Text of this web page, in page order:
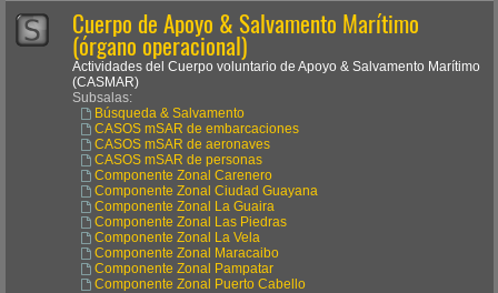
Cuerpo de Apoyo & Salvamento Marítimo
(órgano operacional)
Actividades del Cuerpo voluntario de Apoyo & Salvamento Marítimo
(CASMAR)
Subsalas:
Búsqueda & Salvamento
CASOS mSAR de embarcaciones
CASOS mSAR de aeronaves
CASOS mSAR de personas
Componente Zonal Carenero
Componente Zonal Ciudad Guayana
Componente Zonal La Guaira
Componente Zonal Las Piedras
Componente Zonal La Vela
Componente Zonal Maracaibo
Componente Zonal Pampatar
Componente Zonal Puerto Cabello